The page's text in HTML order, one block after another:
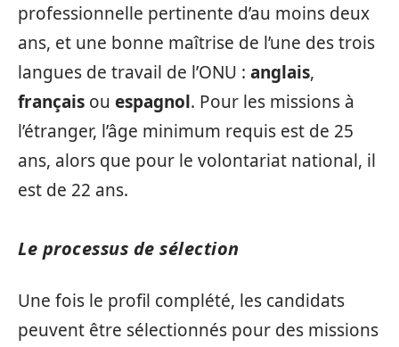
professionnelle pertinente d’au moins deux
ans, et une bonne maîtrise de l’une des trois
langues de travail de l’ONU : anglais,
français ou espagnol. Pour les missions à
l’étranger, l’âge minimum requis est de 25
ans, alors que pour le volontariat national, il
est de 22 ans.
Le processus de sélection
Une fois le profil complété, les candidats
peuvent être sélectionnés pour des missions